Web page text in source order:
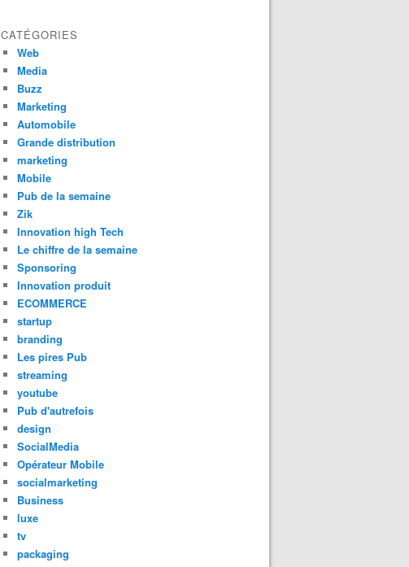
CATÉGORIES
Web
Media
Buzz
Marketing
Automobile
Grande distribution
marketing
Mobile
Pub de la semaine
Zik
Innovation high Tech
Le chiffre de la semaine
Sponsoring
Innovation produit
ECOMMERCE
startup
branding
Les pires Pub
streaming
youtube
Pub d'autrefois
design
SocialMedia
Opérateur Mobile
socialmarketing
Business
luxe
tv
packaging